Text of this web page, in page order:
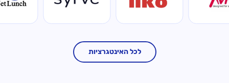
לכל האינטגרציות